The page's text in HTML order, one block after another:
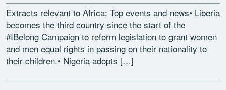
Extracts relevant to Africa: Top events and news• Liberia
becomes the third country since the start of the
#IBelong Campaign to reform legislation to grant women
and men equal rights in passing on their nationality to
their children.• Nigeria adopts […]